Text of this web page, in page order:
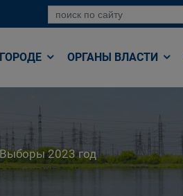
ОРГАНЫ ВЛАСТИ
Выборы 2023 год